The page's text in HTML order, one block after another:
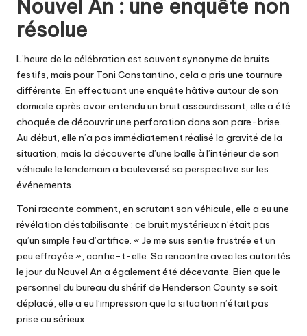
Nouvel An : une enquête non
résolue
L’heure de la célébration est souvent synonyme de bruits
festifs, mais pour Toni Constantino, cela a pris une tournure
différente. En effectuant une enquête hâtive autour de son
domicile après avoir entendu un bruit assourdissant, elle a été
choquée de découvrir une perforation dans son pare-brise.
Au début, elle n’a pas immédiatement réalisé la gravité de la
situation, mais la découverte d’une balle à l’intérieur de son
véhicule le lendemain a bouleversé sa perspective sur les
événements.
Toni raconte comment, en scrutant son véhicule, elle a eu une
révélation déstabilisante : ce bruit mystérieux n’était pas
qu’un simple feu d’artifice. « Je me suis sentie frustrée et un
peu effrayée », confie-t-elle. Sa rencontre avec les autorités
le jour du Nouvel An a également été décevante. Bien que le
personnel du bureau du shérif de Henderson County se soit
déplacé, elle a eu l’impression que la situation n’était pas
prise au sérieux.